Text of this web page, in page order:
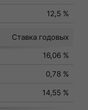
12,5 %
Ставка годовых
16,06 %
0,78 %
14,55 %